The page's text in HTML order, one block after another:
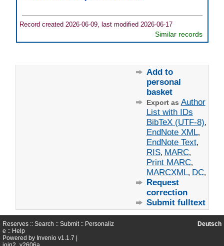
Record created 2026-06-09, last modified 2026-06-17
Similar records
Add to
personal
basket
Export as Author
List with IDs
BibTeX (UTF-8),
EndNote XML,
EndNote Text,
RIS, MARC,
Print MARC,
MARCXML, DC,
Request
correction
Submit fulltext
Reserves :: Search :: Submit:: Personaliz
e :: Help
Powered by Invenio v1.1.7 |
Deutsch